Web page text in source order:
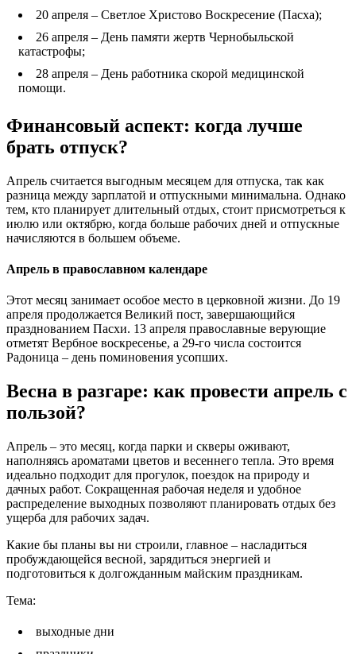
20 апреля – Светлое Христово Воскресение (Пасха);
26 апреля – День памяти жертв Чернобыльской
катастрофы;
28 апреля – День работника скорой медицинской
помощи.
Финансовый аспект: когда лучше
брать отпуск?
Апрель считается выгодным месяцем для отпуска, так как
разница между зарплатой и отпускными минимальна. Однако
тем, кто планирует длительный отдых, стоит присмотреться к
июлю или октябрю, когда больше рабочих дней и отпускные
начисляются в большем объеме.
Апрель в православном календаре
Этот месяц занимает особое место в церковной жизни. До 19
апреля продолжается Великий пост, завершающийся
празднованием Пасхи. 13 апреля православные верующие
отметят Вербное воскресенье, а 29-го числа состоится
Радоница – день поминовения усопших.
Весна в разгаре: как провести апрель с
пользой?
Апрель – это месяц, когда парки и скверы оживают,
наполняясь ароматами цветов и весеннего тепла. Это время
идеально подходит для прогулок, поездок на природу и
дачных работ. Сокращенная рабочая неделя и удобное
распределение выходных позволяют планировать отдых без
ущерба для рабочих задач.
Какие бы планы вы ни строили, главное – насладиться
пробуждающейся весной, зарядиться энергией и
подготовиться к долгожданным майским праздникам.
Тема:
выходные дни